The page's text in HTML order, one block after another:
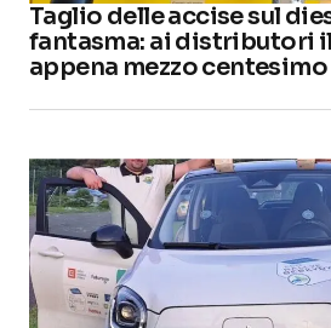
Taglio delle accise sul
fantasma: ai distributori
appena mezzo centesimo